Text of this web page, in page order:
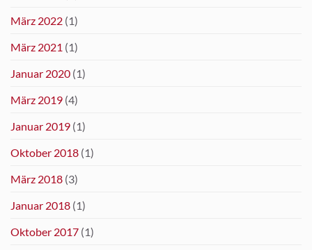
März 2022 (1)
März 2021 (1)
Januar 2020 (1)
März 2019 (4)
Januar 2019 (1)
Oktober 2018 (1)
März 2018 (3)
Januar 2018 (1)
Oktober 2017 (1)